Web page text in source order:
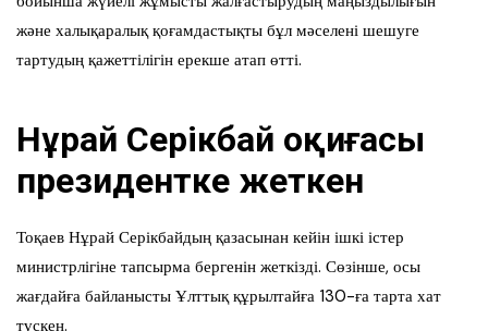
және халықаралық қоғамдастықты бұл мәселені шешуге
тартудың қажеттілігін ерекше атап өтті.
Нұрай Серікбай оқиғасы
президентке жеткен
Тоқаев Нұрай Серікбайдың қазасынан кейін ішкі істер
министрлігіне тапсырма бергенін жеткізді. Сөзінше, осы
жағдайға байланысты Ұлттық құрылтайға 130-ға тарта хат
түскен.